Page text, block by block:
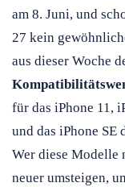
am 8. Juni, und
27 kein
aus dieser Woche
für das iPhone 11,
und das iPhone SE
Wer diese Modelle
neuer umsteigen,